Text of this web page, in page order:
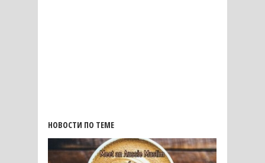
НОВОСТИ ПО ТЕМЕ